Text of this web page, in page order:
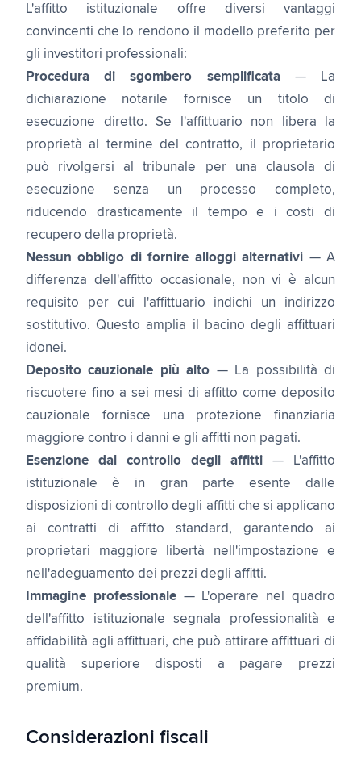
L'affitto istituzionale offre diversi vantaggi
convincenti che lo rendono il modello preferito per
gli investitori professionali:
Procedura di sgombero semplificata— La
dichiarazione notarile fornisce un titolo di
esecuzione diretto. Se l'affittuario non libera la
proprietà al termine del contratto, il proprietario
può rivolgersi al tribunale per una clausola di
esecuzione senza un processo completo,
riducendo drasticamente il tempo e i costi di
recupero della proprietà.
Nessun obbligo di fornire alloggi alternativi — A
differenza dell'affitto occasionale, non vi è alcun
requisito per cui l'affittuario indichi un indirizzo
sostitutivo. Questo amplia il bacino degli affittuari
idonei.
Deposito cauzionale più alto — La possibilità di
riscuotere fino a sei mesi di affitto come deposito
cauzionale fornisce una protezione finanziaria
maggiore contro i danni e gli affitti non pagati.
Esenzione dal controllo degli affitti — L'affitto
istituzionale è in gran parte esente dalle
disposizioni di controllo degli affitti che si applicano
ai contratti di affitto standard, garantendo ai
proprietari maggiore libertà nell'impostazione e
nell'adeguamento dei prezzi degli affitti.
Immagine professionale— L'operare nel quadro
dell'affitto istituzionale segnala professionalità e
affidabilità agli affittuari, che può attirare affittuari di
qualità superiore disposti a pagare prezzi
premium.
Considerazioni fiscali